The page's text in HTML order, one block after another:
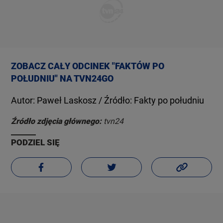
ZOBACZ CAŁY ODCINEK "FAKTÓW PO
POŁUDNIU" NA TVN24GO
Autor: Paweł Laskosz / Źródło: Fakty po południu
Źródło zdjęcia głównego: tvn24
PODZIEL SIĘ